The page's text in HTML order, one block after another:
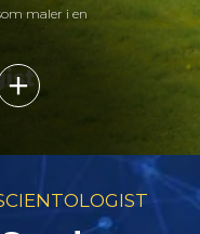
maler i en